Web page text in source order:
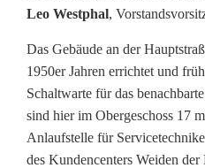
e
t
S
c
h
Leo Westphal,
Das Gebäude an der
1950er Jahren errichtet und
Schaltwarte für das
sind hier im Obergeschoss 17
Anlaufstelle für
des Kundencenters Weiden